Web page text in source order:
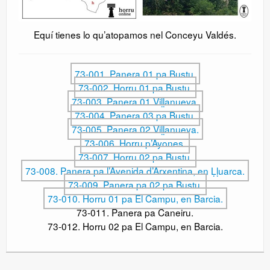
Equí tienes lo qu’atopamos nel Conceyu Valdés.
73-001. Panera 01 pa Bustu.
73-002. Horru 01 pa Bustu.
73-003. Panera 01 Viḷḷanueva.
73-004. Panera 03 pa Bustu.
73-005. Panera 02 Viḷḷanueva.
73-006. Horru p’Ayones.
73-007. Horru 02 pa Bustu.
73-008. Panera pa l’Avenida d’Arxentina, en Ḷḷuarca.
73-009. Panera pa 02 pa Bustu.
73-010. Horru 01 pa El Campu, en Barcia.
73-011. Panera pa Caneiru.
73-012. Horru 02 pa El Campu, en Barcia.